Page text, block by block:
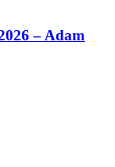
– Adam